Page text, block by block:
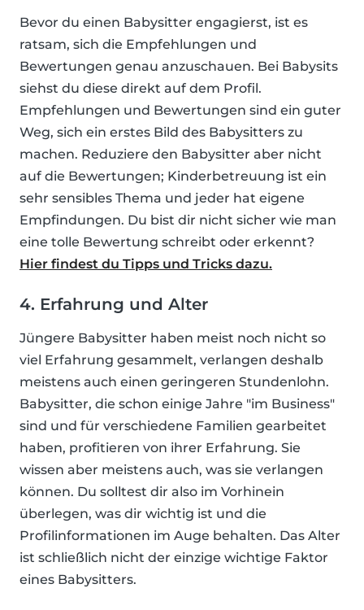
Bevor du einen Babysitter engagierst, ist es
ratsam, sich die Empfehlungen und
Bewertungen genau anzuschauen. Bei Babysits
siehst du diese direkt auf dem Profil.
Empfehlungen und Bewertungen sind ein guter
Weg, sich ein erstes Bild des Babysitters zu
machen. Reduziere den Babysitter aber nicht
auf die Bewertungen; Kinderbetreuung ist ein
sehr sensibles Thema und jeder hat eigene
Empfindungen. Du bist dir nicht sicher wie man
eine tolle Bewertung schreibt oder erkennt?
Hier findest du Tipps und Tricks dazu.
4. Erfahrung und Alter
Jüngere Babysitter haben meist noch nicht so
viel Erfahrung gesammelt, verlangen deshalb
meistens auch einen geringeren Stundenlohn.
Babysitter, die schon einige Jahre "im Business"
sind und für verschiedene Familien gearbeitet
haben, profitieren von ihrer Erfahrung. Sie
wissen aber meistens auch, was sie verlangen
können. Du solltest dir also im Vorhinein
überlegen, was dir wichtig ist und die
Profilinformationen im Auge behalten. Das Alter
ist schließlich nicht der einzige wichtige Faktor
eines Babysitters.